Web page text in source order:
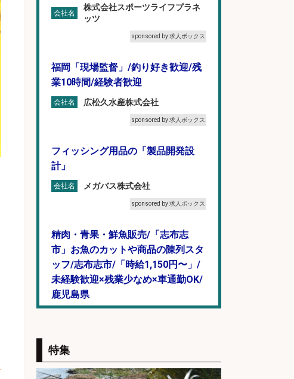
会社名
株式会社スポーツライフプラネ
ッツ
sponsored by 求人ボックス
福岡「現場監督」/釣り好き歓迎/残
業10時間/経験者歓迎
会社名 広松久水産株式会社
sponsored by 求人ボックス
フィッシング用品の「製品開発設
計」
会社名 メガバス株式会社
sponsored by 求人ボックス
精肉・青果・鮮魚販売/「志布志
市」お魚のカットや商品の陳列スタ
ッフ/志布志市/「時給1,150円〜」/
未経験歓迎×残業少なめ×車通勤OK/
鹿児島県
精肉・青果・鮮魚販売/「志布志
特集